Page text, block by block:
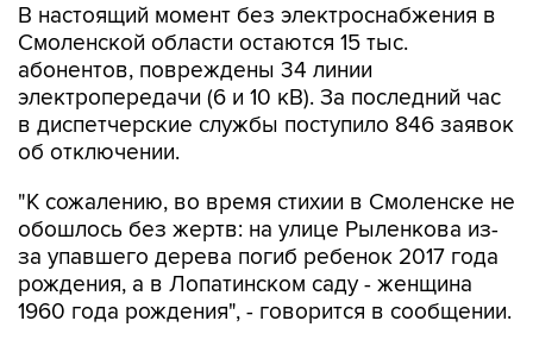
В настоящий момент без электроснабжения в
Смоленской области остаются 15 тыс.
абонентов, повреждены 34 линии
электропередачи (6 и 10 кВ). За последний час
в диспетчерские службы поступило 846 заявок
об отключении.
"К сожалению, во время стихии в Смоленске не
обошлось без жертв: на улице Рыленкова из-
за упавшего дерева погиб ребенок 2017 года
рождения, а в Лопатинском саду - женщина
1960 года рождения", - говорится в сообщении.